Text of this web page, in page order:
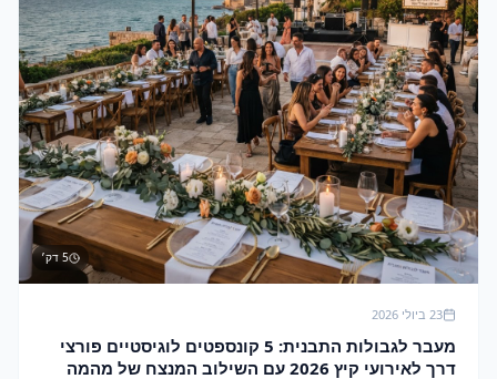
5 דק׳
23 ביולי 2026
מעבר לגבולות התבנית: 5 קונספטים לוגיסטיים פורצי
דרך לאירועי קיץ 2026 עם השילוב המנצח של מהמה